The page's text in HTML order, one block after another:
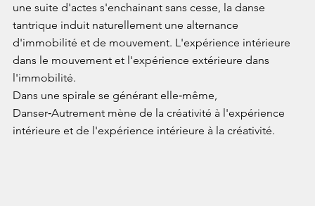
une suite d'actes s'enchainant sans cesse, la danse
tantrique induit naturellement une alternance
d'immobilité et de mouvement. L'expérience intérieure
dans le mouvement et l'expérience extérieure dans
l'immobilité.
Dans une spirale se générant elle‑même,
Danser‑Autrement mène de la créativité à l'expérience
intérieure et de l'expérience intérieure à la créativité.